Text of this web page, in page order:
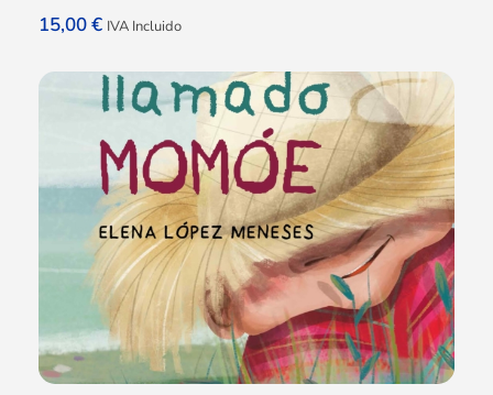
15,00€ IVA Incluido